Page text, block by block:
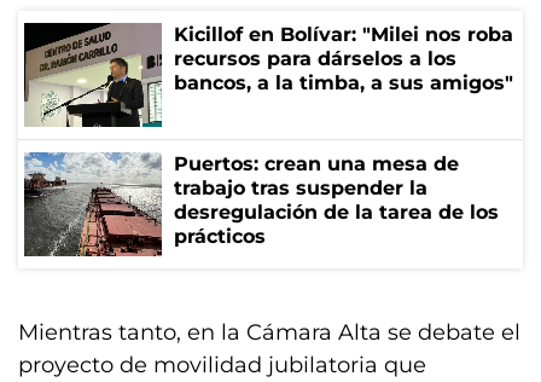
Kicillof en Bolívar: "Milei nos roba
recursos para dárselos a los
bancos, a la timba, a sus amigos"
Puertos: crean una mesa de
trabajo tras suspender la
desregulación de la tarea de los
prácticos
Mientras tanto, en la Cámara Alta se debate el
proyecto de movilidad jubilatoria que